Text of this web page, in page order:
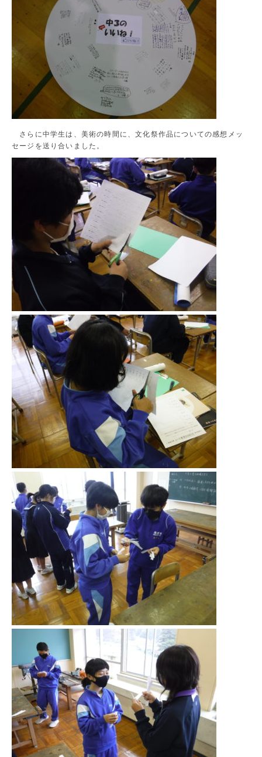
さらに中学生は、美術の時間に、文化祭作品についての感想メッ
セージを送り合いました。